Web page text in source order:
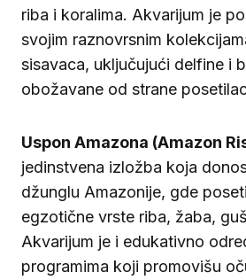
riba i koralima. Akvarijum je
svojim raznovrsnim
sisavaca, uključujući delfine i
obožavane od strane
Uspon Amazona (Amazon
jedinstvena izložba koja
džunglu Amazonije, gde
egzotične vrste riba, žaba,
Akvarijum je i edukativno
programima koji promovišu